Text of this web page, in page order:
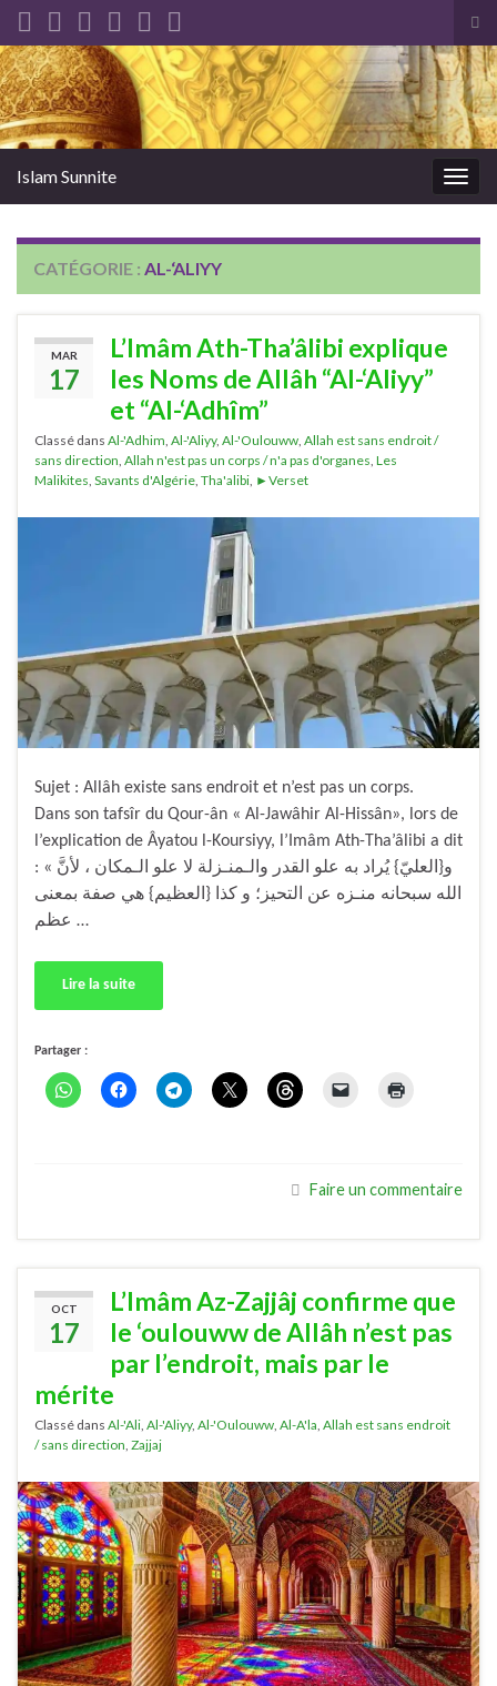
Search for:
Islam Sunnite
CATÉGORIE : AL-‘ALIYY
MAR
17
L’Imâm Ath-Tha’âlibi explique
les Noms de Allâh “Al-‘Aliyy”
et “Al-‘Adhîm”
Classé dans Al-'Adhim Al-'Aliyy, Al-'Oulouww Allah est sans endroit /
sans direction Allah n'est pas un corps / n'a pas d'organes Les
Malikites Savants d'Algérie Tha'alibi ►Verset
Sujet : Allâh existe sans endroit et n’est pas un corps.
Dans son tafsîr du Qour-ân « Al-Jawâhir Al-Hissân», lors de
l’explication de Âyatou l-Koursiyy, l’Imâm Ath-Tha’âlibi a dit
: « و{العليّ} يُراد به علو القدر والـمنـزلة لا علو الـمكان ، لأنَّ
الله سبحانه منـزه عن التحيز؛ و كذا {العظيم} هي صفة بمعنى
عظم …
Lire la suite
Partager :
Faire un commentaire
OCT
17
L’Imâm Az-Zajjâj confirme que
le ‘oulouww de Allâh n’est pas
par l’endroit, mais par le
mérite
Classé dans Al-'Ali, Al-'Aliyy, Al-'Oulouww, Al-A'la, Allah est sans endroit
/ sans direction, Zajjaj